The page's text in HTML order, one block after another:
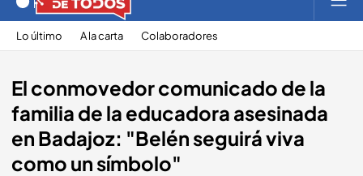
Lo último A la carta Colaboradores
El conmovedor comunicado de la
familia de la educadora asesinada
en Badajoz: "Belén seguirá viva
como un símbolo"